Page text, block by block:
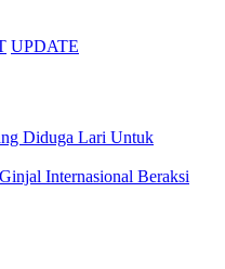
UPDATE
Diduga Lari Untuk
Internasional Beraksi